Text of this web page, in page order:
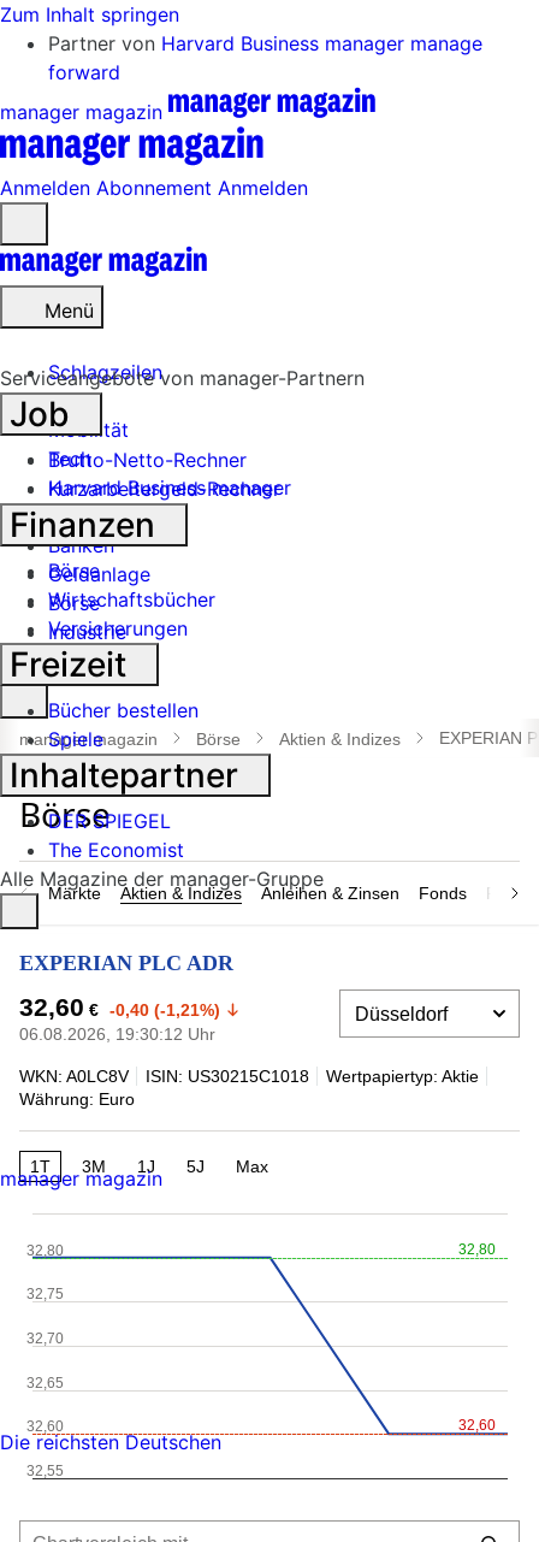
Zum Inhalt springen
Partner von Harvard Business manager manage
forward
manager magazin
Anmelden Abonnement Anmelden
öffnen
Menü
Schlagzeilen
Mobilität
Tech
Harvard Business manager
Handel
Banken
Geldanlage
Börse
Industrie
Suche
öffnen
manager magazin Börse Aktien & Indizes EXPERIAN
Märkte Aktien & Indizes Anleihen & Zinsen Fonds
EXPERIAN PLC ADR
32,60 € -0,40 (-1,21%)
06.08.2026, 19:30:12 Uhr
WKN: A0LC8V ISIN: US30215C1018
Wertpapiertyp: Aktie
Währung: Euro
1T 3M 1J 5J Max
32,80
32,60
32,60
32,70
32,80
32,55
32,65
32,75
Serviceangebote von manager-Partnern
Job
Brutto-Netto-Rechner
Kurzarbeitergeld-Rechner
Finanzen
Börse
Wirtschaftsbücher
Versicherungen
Freizeit
Bücher bestellen
Spiele
Inhaltepartner
DER SPIEGEL
The Economist
Alle Magazine der manager-Gruppe
manager magazin
Die reichsten Deutschen